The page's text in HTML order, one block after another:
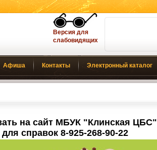
Версия для
слабовидящих
Афиша Контакты Электронный каталог
на сайт МБУК "Клинская ЦБС"
справок 8-925-268-90-22